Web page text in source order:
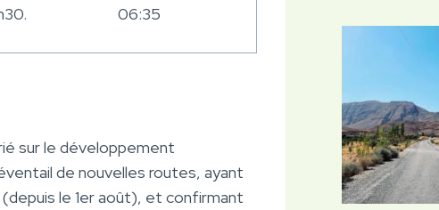
06:35
sur le développement
de nouvelles routes, ayant
le 1er août), et confirmant